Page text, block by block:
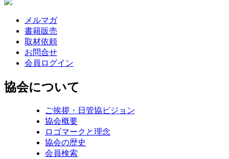
メルマガ
書籍販売
取材依頼
お問合せ
会員ログイン
協会について
ご挨拶・日管協ビジョン
協会概要
ロゴマークと理念
協会の歴史
会員検索